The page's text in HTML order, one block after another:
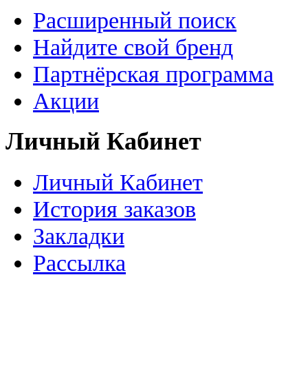
Расширенный поиск
Найдите свой бренд
Партнёрская программа
Акции
Личный Кабинет
Личный Кабинет
История заказов
Закладки
Рассылка